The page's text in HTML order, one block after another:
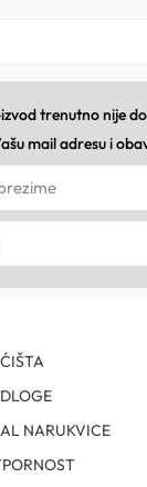
trenutno nije
mail adresu i
NARUKVICE